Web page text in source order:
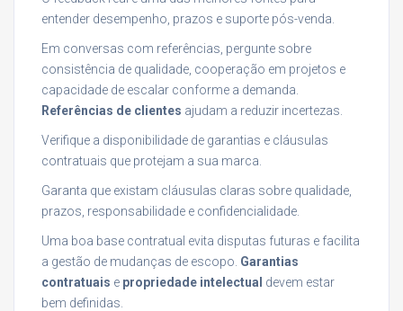
entender desempenho, prazos e suporte pós-venda.
Em conversas com referências, pergunte sobre
consistência de qualidade, cooperação em projetos e
capacidade de escalar conforme a demanda.
Referências de clientes ajudam a reduzir incertezas.
Verifique a disponibilidade de garantias e cláusulas
contratuais que protejam a sua marca.
Garanta que existam cláusulas claras sobre qualidade,
prazos, responsabilidade e confidencialidade.
Uma boa base contratual evita disputas futuras e facilita
a gestão de mudanças de escopo. Garantias
contratuais e propriedade intelectual devem estar
bem definidas.